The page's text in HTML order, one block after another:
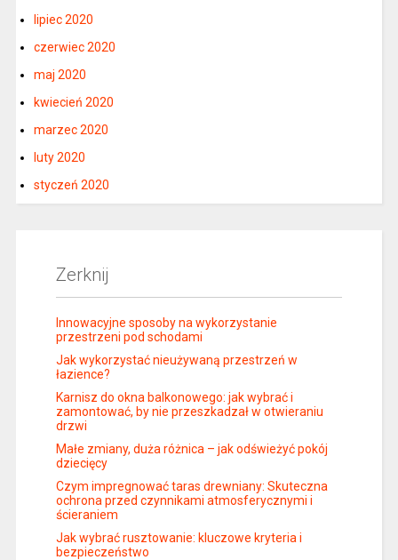
lipiec 2020
czerwiec 2020
maj 2020
kwiecień 2020
marzec 2020
luty 2020
styczeń 2020
Zerknij
Innowacyjne sposoby na wykorzystanie
przestrzeni pod schodami
Jak wykorzystać nieużywaną przestrzeń w
łazience?
Karnisz do okna balkonowego: jak wybrać i
zamontować, by nie przeszkadzał w otwieraniu
drzwi
Małe zmiany, duża różnica – jak odświeżyć pokój
dziecięcy
Czym impregnować taras drewniany: Skuteczna
ochrona przed czynnikami atmosferycznymi i
ścieraniem
Jak wybrać rusztowanie: kluczowe kryteria i
bezpieczeństwo